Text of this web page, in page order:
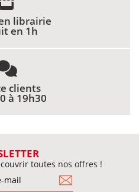
librairie
en 1h
clients
à 19h30
toutes nos offres !